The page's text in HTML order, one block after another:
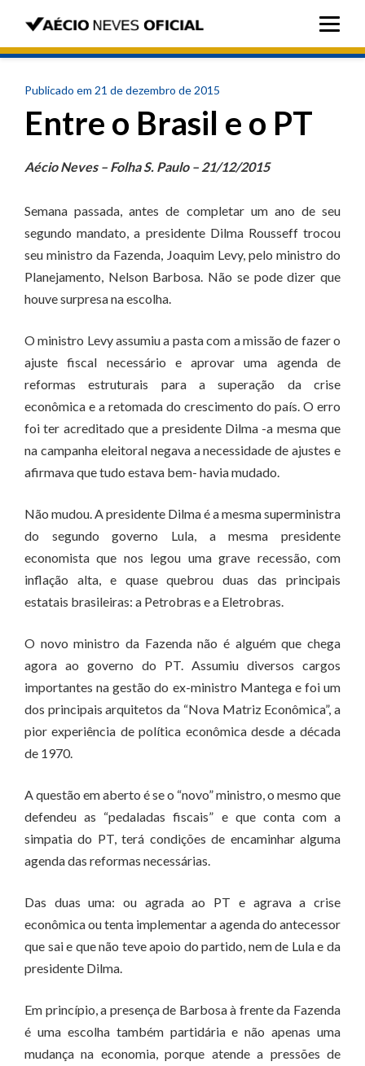
Publicado em 21 de dezembro de 2015
Entre o Brasil e o PT
Aécio Neves – Folha S. Paulo – 21/12/2015
Semana passada, antes de completar um ano de seu
segundo mandato, a presidente Dilma Rousseff trocou
seu ministro da Fazenda, Joaquim Levy, pelo ministro do
Planejamento, Nelson Barbosa. Não se pode dizer que
houve surpresa na escolha.
O ministro Levy assumiu a pasta com a missão de fazer o
ajuste fiscal necessário e aprovar uma agenda de
reformas estruturais para a superação da crise
econômica e a retomada do crescimento do país. O erro
foi ter acreditado que a presidente Dilma -a mesma que
na campanha eleitoral negava a necessidade de ajustes e
afirmava que tudo estava bem- havia mudado.
Não mudou. A presidente Dilma é a mesma superministra
do segundo governo Lula, a mesma presidente
economista que nos legou uma grave recessão, com
inflação alta, e quase quebrou duas das principais
estatais brasileiras: a Petrobras e a Eletrobras.
O novo ministro da Fazenda não é alguém que chega
agora ao governo do PT. Assumiu diversos cargos
importantes na gestão do ex-ministro Mantega e foi um
dos principais arquitetos da “Nova Matriz Econômica”, a
pior experiência de política econômica desde a década
de 1970.
A questão em aberto é se o “novo” ministro, o mesmo que
defendeu as “pedaladas fiscais” e que conta com a
simpatia do PT, terá condições de encaminhar alguma
agenda das reformas necessárias.
Das duas uma: ou agrada ao PT e agrava a crise
econômica ou tenta implementar a agenda do antecessor
que sai e que não teve apoio do partido, nem de Lula e da
presidente Dilma.
Em princípio, a presença de Barbosa à frente da Fazenda
é uma escolha também partidária e não apenas uma
mudança na economia, porque atende a pressões de